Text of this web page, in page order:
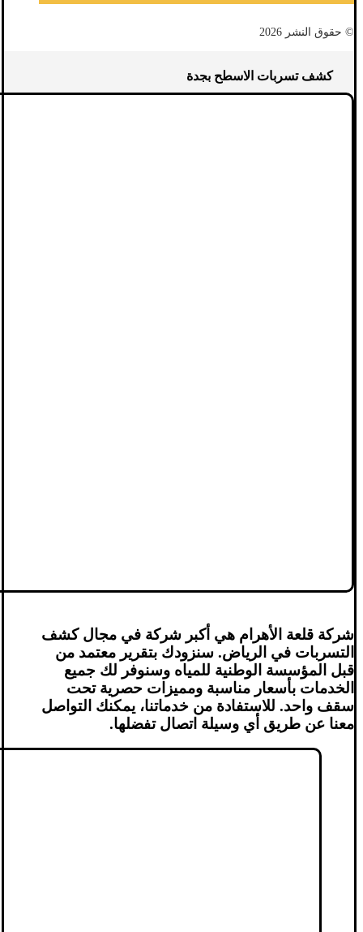
© حقوق النشر 2026
كشف تسربات الاسطح بجدة
شركة قلعة الأهرام هي أكبر شركة في مجال كشف
التسربات في الرياض. سنزودك بتقرير معتمد من
قبل المؤسسة الوطنية للمياه وسنوفر لك جميع
الخدمات بأسعار مناسبة ومميزات حصرية تحت
سقف واحد. للاستفادة من خدماتنا، يمكنك التواصل
معنا عن طريق أي وسيلة اتصال تفضلها.